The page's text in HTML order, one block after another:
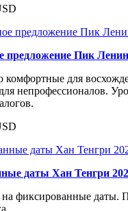
предложение Пик
комфортные для
непрофессионалов.
даты Хан Тенгри
фиксированные даты.